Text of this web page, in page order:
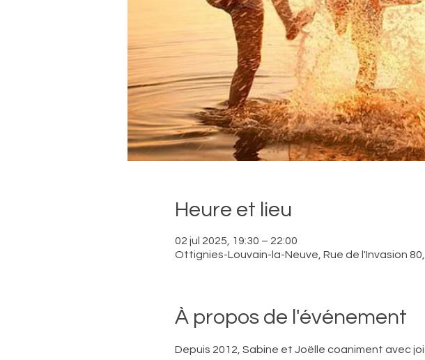
Heure et lieu
02 jul 2025, 19:30 – 22:00
Ottignies-Louvain-la-Neuve, Rue de l'Invasion
À propos de l'événement
Depuis 2012, Sabine et Joëlle coaniment avec